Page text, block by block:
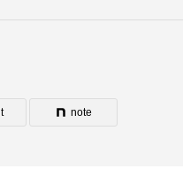
note